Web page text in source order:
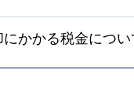
かかる税金につ